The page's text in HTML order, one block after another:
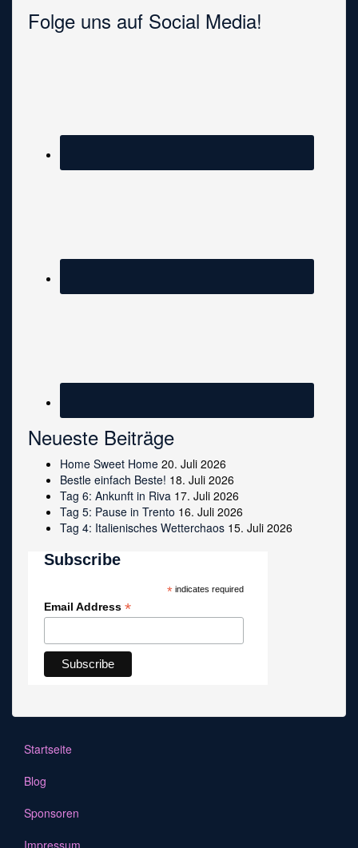
Folge uns auf Social Media!
Neueste Beiträge
Home Sweet Home 20. Juli 2026
Bestle einfach Beste! 18. Juli 2026
Tag 6: Ankunft in Riva 17. Juli 2026
Tag 5: Pause in Trento 16. Juli 2026
Tag 4: Italienisches Wetterchaos 15. Juli 2026
Subscribe
*indicates required
Email Address *
Startseite
Blog
Sponsoren